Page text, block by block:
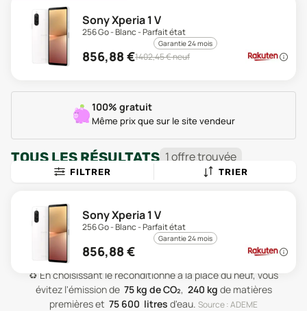
Sony Xperia 1 V
256 Go - Blanc - Parfait état
Garantie 24 mois
856,88 €1402,45€ neuf
100% gratuit
Même prix que sur le site vendeur
TOUS LES RÉSULTATS 1offretrouvée
FILTRER TRIER
Sony Xperia 1 V
256 Go - Blanc - Parfait état
Garantie 24 mois
856,88 €
♻️ En choisissant le reconditionné à la place du neuf, vous
évitez l'émission de 75 kg de CO₂, 240 kg de matières
premièreset 75 600 litres d'eau. Source : ADEME